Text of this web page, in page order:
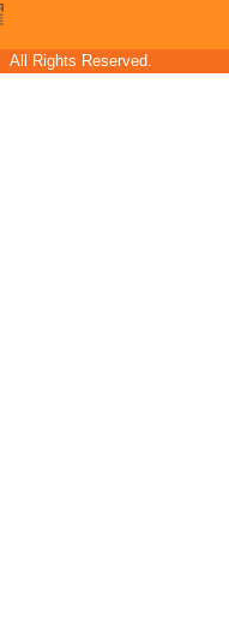
All Rights Reserved.